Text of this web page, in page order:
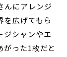
んにアレンジ
を広げてもら
ジシャンやエ
がった1枚だと